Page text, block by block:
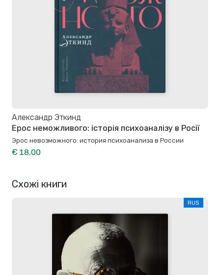
Александр Эткинд
Ерос неможливого: історія психоаналізу в Росії
Эрос невозможного: история психоанализа в России
€ 18,00
Схожі книги
RUS